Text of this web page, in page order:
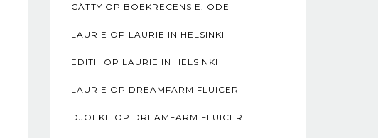
CÄTTY OP BOEKRECENSIE: ODE
LAURIE OP LAURIE IN HELSINKI
EDITH OP LAURIE IN HELSINKI
LAURIE OP DREAMFARM FLUICER
DJOEKE OP DREAMFARM FLUICER